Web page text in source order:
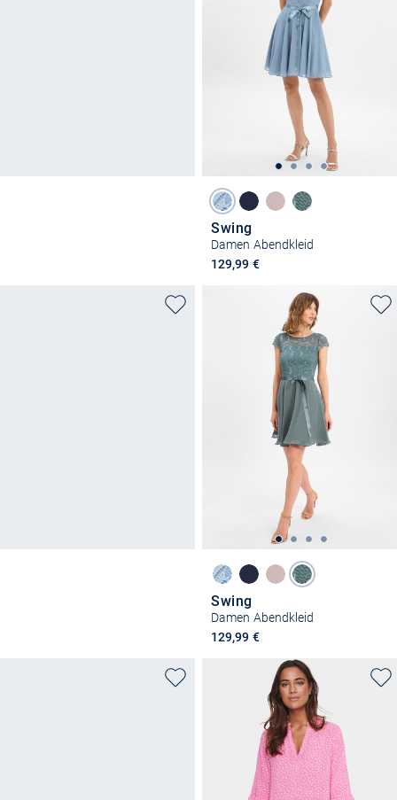
Swing
Damen Abendkleid
129,99 €
Swing
Damen Abendkleid
129,99 €